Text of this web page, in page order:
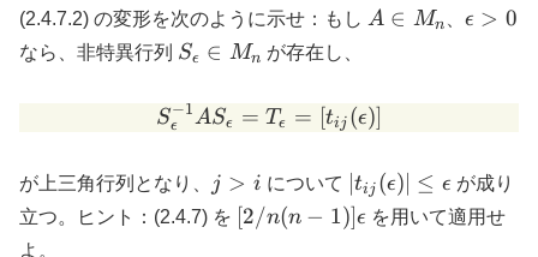
(2.4.7.2) の変形を次のように示せ：もし A
A ∈ Mn ϵ > 0
なら、非特異行列 S_\epsilon
Sϵ ∈ Mn が存在し、
S_\epsilon^{-1} A
Sϵ
−1ASϵ = Tϵ = [tij (ϵ)]
が上三角行列となり、
j
\gt
j > i について |t_{ij}
(\epsilon)|
\leq
tij (ϵ) ≤ ϵが成り
立つ。ヒント：(2.4.7) を [2/n(n-
[2/n(n − 1)]ϵを用いて適用せ
よ。